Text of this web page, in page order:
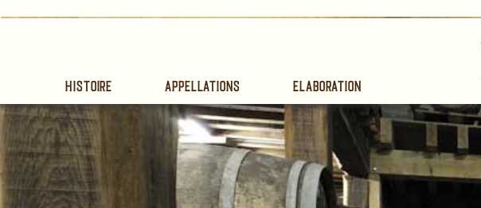
Histoire Appellations Elaboration